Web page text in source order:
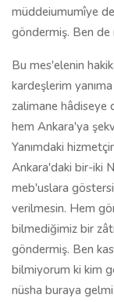
müddeiumumîye
göndermiş. Ben
Bu mes'elenin
kardeşlerim
zalimane hâdiseye
hem Ankara'ya
Yanımdaki
Ankara'daki bir-iki
meb'uslara
verilmesin. Hem
bilmediğimiz bir
göndermiş. Ben
bilmiyorum ki kim
nüsha buraya